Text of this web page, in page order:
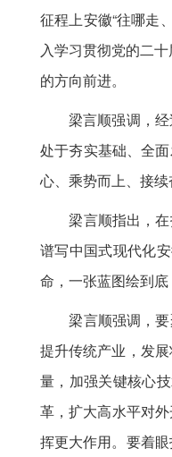
征程上安徽“往哪走
入学习贯彻党的二
的方向前进。
梁言顺强调，经
处于夯实基础、全
心、乘势而上、接
梁言顺指出，在
谱写中国式现代化
命，一张蓝图绘到
梁言顺强调，要
提升传统产业，发
量，加强关键核心
革，扩大高水平对
挥更大作用。要着